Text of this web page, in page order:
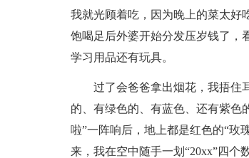
我就光顾着吃，因为晚上的菜太
饱喝足后外婆开始分发压岁钱了，
学习用品还有玩具。
过了会爸爸拿出烟花，我捂住
的、有绿色的、有蓝色、还有紫
啦”一阵响后，地上都是红色的“玫
来，我在空中随手一划“20xx”四个